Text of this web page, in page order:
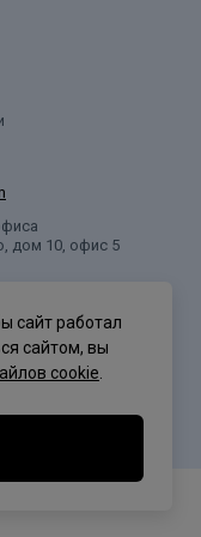
дом 10, офис 5
сайт работал
сайтом, вы
cookie